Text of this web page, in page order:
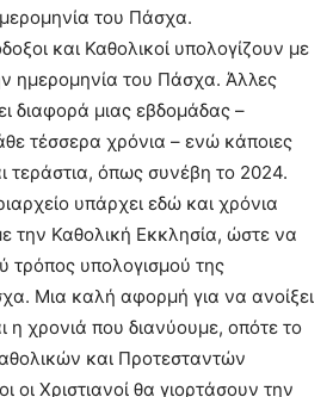
του Πάσχα.
και Καθολικοί υπολογίζουν με
ημερομηνία του Πάσχα. Άλλες
διαφορά μιας εβδομάδας –
τέσσερα χρόνια – ενώ κάποιες
τεράστια, όπως συνέβη το 2024.
υπάρχει εδώ και χρόνια
την Καθολική Εκκλησία, ώστε να
τρόπος υπολογισμού της
Μια καλή αφορμή για να ανοίξει
η χρονιά που διανύουμε, οπότε το
και Προτεσταντών
οι Χριστιανοί θα γιορτάσουν την